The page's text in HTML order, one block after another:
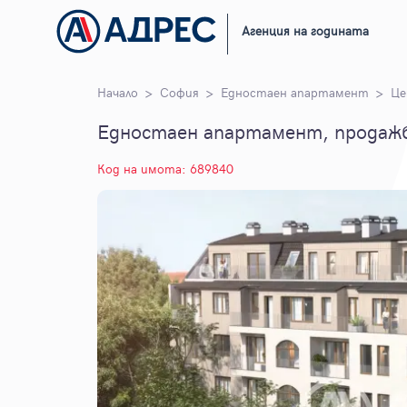
Агенция на годината
Начало София Едностаен апартамент
Едностаен апартамент,
Код на имота: 689840